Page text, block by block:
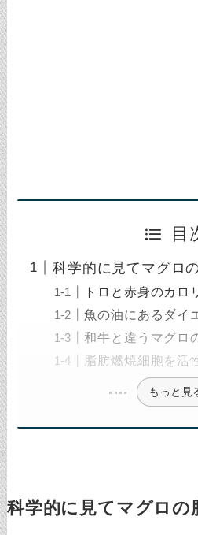
目
科学的に見てマグロ
トロと赤身のカロ
魚の油にあるダイ
和牛と違うマグロ
脂肪燃焼細胞を活
もっと見
科学的に見てマグロの